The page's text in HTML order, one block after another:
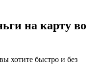
на карту во
хотите быстро и без